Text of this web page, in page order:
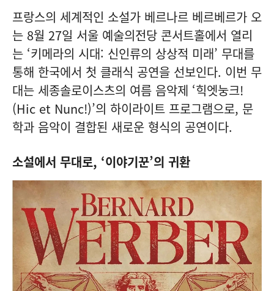
프랑스의 세계적인 소설가 베르나르 베르베르가 오
는 8월 27일 서울 예술의전당 콘서트홀에서 열리
는 ‘키메라의 시대: 신인류의 상상적 미래’ 무대를
통해 한국에서 첫 클래식 공연을 선보인다. 이번 무
대는 세종솔로이스츠의 여름 음악제 ‘힉엣눙크!
(Hic et Nunc!)’의 하이라이트 프로그램으로, 문
학과 음악이 결합된 새로운 형식의 공연이다.
소설에서 무대로, ‘이야기꾼’의 귀환